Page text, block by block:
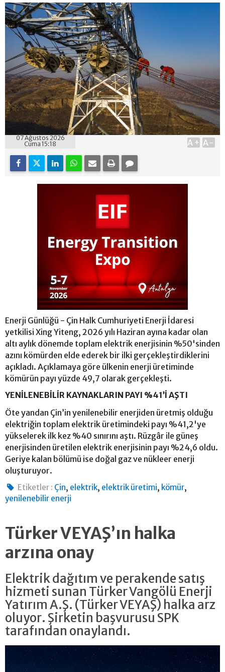
07 Ağustos 2026
Cuma 15:18
A+ A-
Enerji Günlüğü - Çin Halk Cumhuriyeti Enerji İdaresi
yetkilisi Xing Yiteng, 2026 yılı Haziran ayına kadar olan
altı aylık dönemde toplam elektrik enerjisinin %50'sinden
azını kömürden elde ederek bir ilki gerçekleştirdiklerini
açıkladı. Açıklamaya göre ülkenin enerji üretiminde
kömürün payı yüzde 49,7 olarak gerçekleşti.
YENİLENEBİLİR KAYNAKLARIN PAYI %41’İ AŞTI
Öte yandan Çin’in yenilenebilir enerjiden üretmiş olduğu
elektriğin toplam elektrik üretimindeki payı %41,2'ye
yükselerek ilk kez %40 sınırını aştı. Rüzgâr ile güneş
enerjisinden üretilen elektrik enerjisinin payı %24,6 oldu.
Geriye kalan bölümü ise doğal gaz ve nükleer enerji
oluşturuyor.
Etiketler : Çin, elektrik, elektrik üretimi, kömür,
yenilenebilir enerji
Türker VEYAŞ’ın halka
arzına onay
Elektrik dağıtım ve perakende satış
hizmeti sunan Türker Vangölü Enerji
Yatırım A.Ş. (Türker VEYAŞ) halka arz
oluyor. Şirketin başvurusu SPK
tarafından onaylandı.